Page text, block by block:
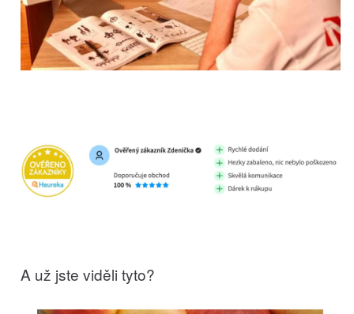
A už jste viděli tyto?